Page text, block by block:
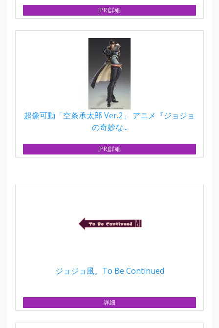
[PR]詳細
超像可動「空条承太郎 Ver.2」 アニメ『ジョジョ
の奇妙な...
[PR]詳細
ジョジョ風。To Be Continued
詳細